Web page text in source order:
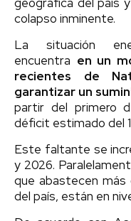
colapso inminente.
La situación
encuentra en un
recientes de
garantizar un
partir del primero
déficit estimado del
Este faltante se
y 2026.
que abastecen
del país, están en